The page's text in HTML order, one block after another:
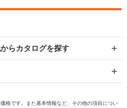
らカタログを探す
格です。また基本情報など、その他の項目につい